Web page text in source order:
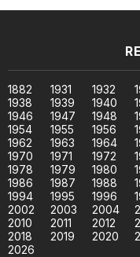
1882 1931 1932
1938
1939 1940
1946
1947 1948
1954
1955 1956
1962
1963 1964
1970
1971 1972
1978
1979 1980
1986
1987 1988
1994
1995 1996
2002
2003 2004
2010
2011 2012
2018
2019 2020
2026